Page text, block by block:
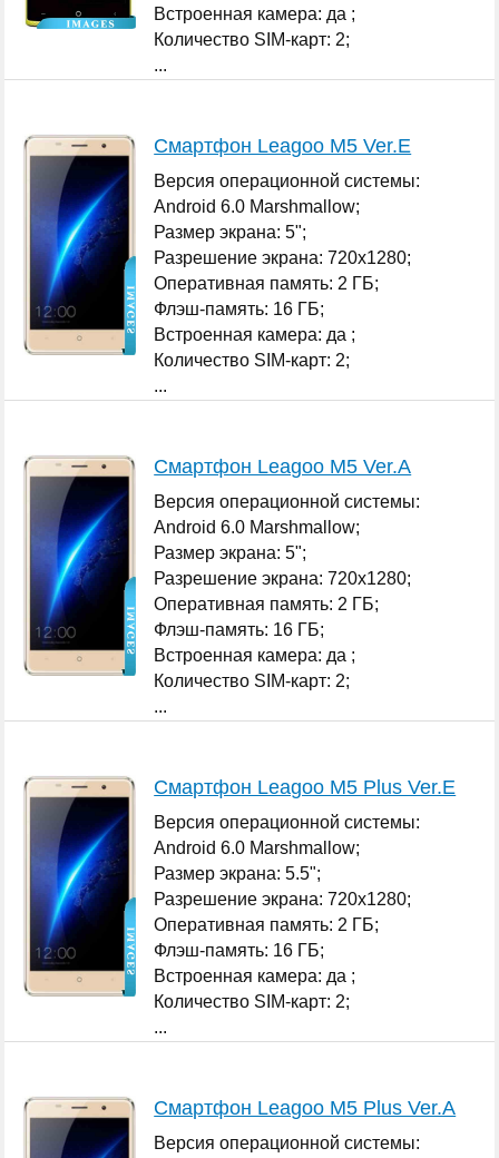
Встроенная камера: да ;
Количество SIM-карт: 2;
...
Смартфон Leagoo M5 Ver.E
Версия операционной системы:
Android 6.0 Marshmallow;
Размер экрана: 5";
Разрешение экрана: 720x1280;
Оперативная память: 2 ГБ;
Флэш-память: 16 ГБ;
Встроенная камера: да ;
Количество SIM-карт: 2;
...
Смартфон Leagoo M5 Ver.A
Версия операционной системы:
Android 6.0 Marshmallow;
Размер экрана: 5";
Разрешение экрана: 720x1280;
Оперативная память: 2 ГБ;
Флэш-память: 16 ГБ;
Встроенная камера: да ;
Количество SIM-карт: 2;
...
Смартфон Leagoo M5 Plus Ver.E
Версия операционной системы:
Android 6.0 Marshmallow;
Размер экрана: 5.5";
Разрешение экрана: 720x1280;
Оперативная память: 2 ГБ;
Флэш-память: 16 ГБ;
Встроенная камера: да ;
Количество SIM-карт: 2;
...
Смартфон Leagoo M5 Plus Ver.A
Версия операционной системы: